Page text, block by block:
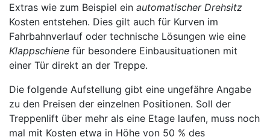
Extras wie zum Beispiel ein automatischer Drehsitz
Kosten entstehen. Dies gilt auch für Kurven im
Fahrbahnverlauf oder technische Lösungen wie eine
Klappschiene für besondere Einbausituationen mit
einer Tür direkt an der Treppe.
Die folgende Aufstellung gibt eine ungefähre Angabe
zu den Preisen der einzelnen Positionen. Soll der
Treppenlift über mehr als eine Etage laufen, muss noch
mal mit Kosten etwa in Höhe von 50 % des